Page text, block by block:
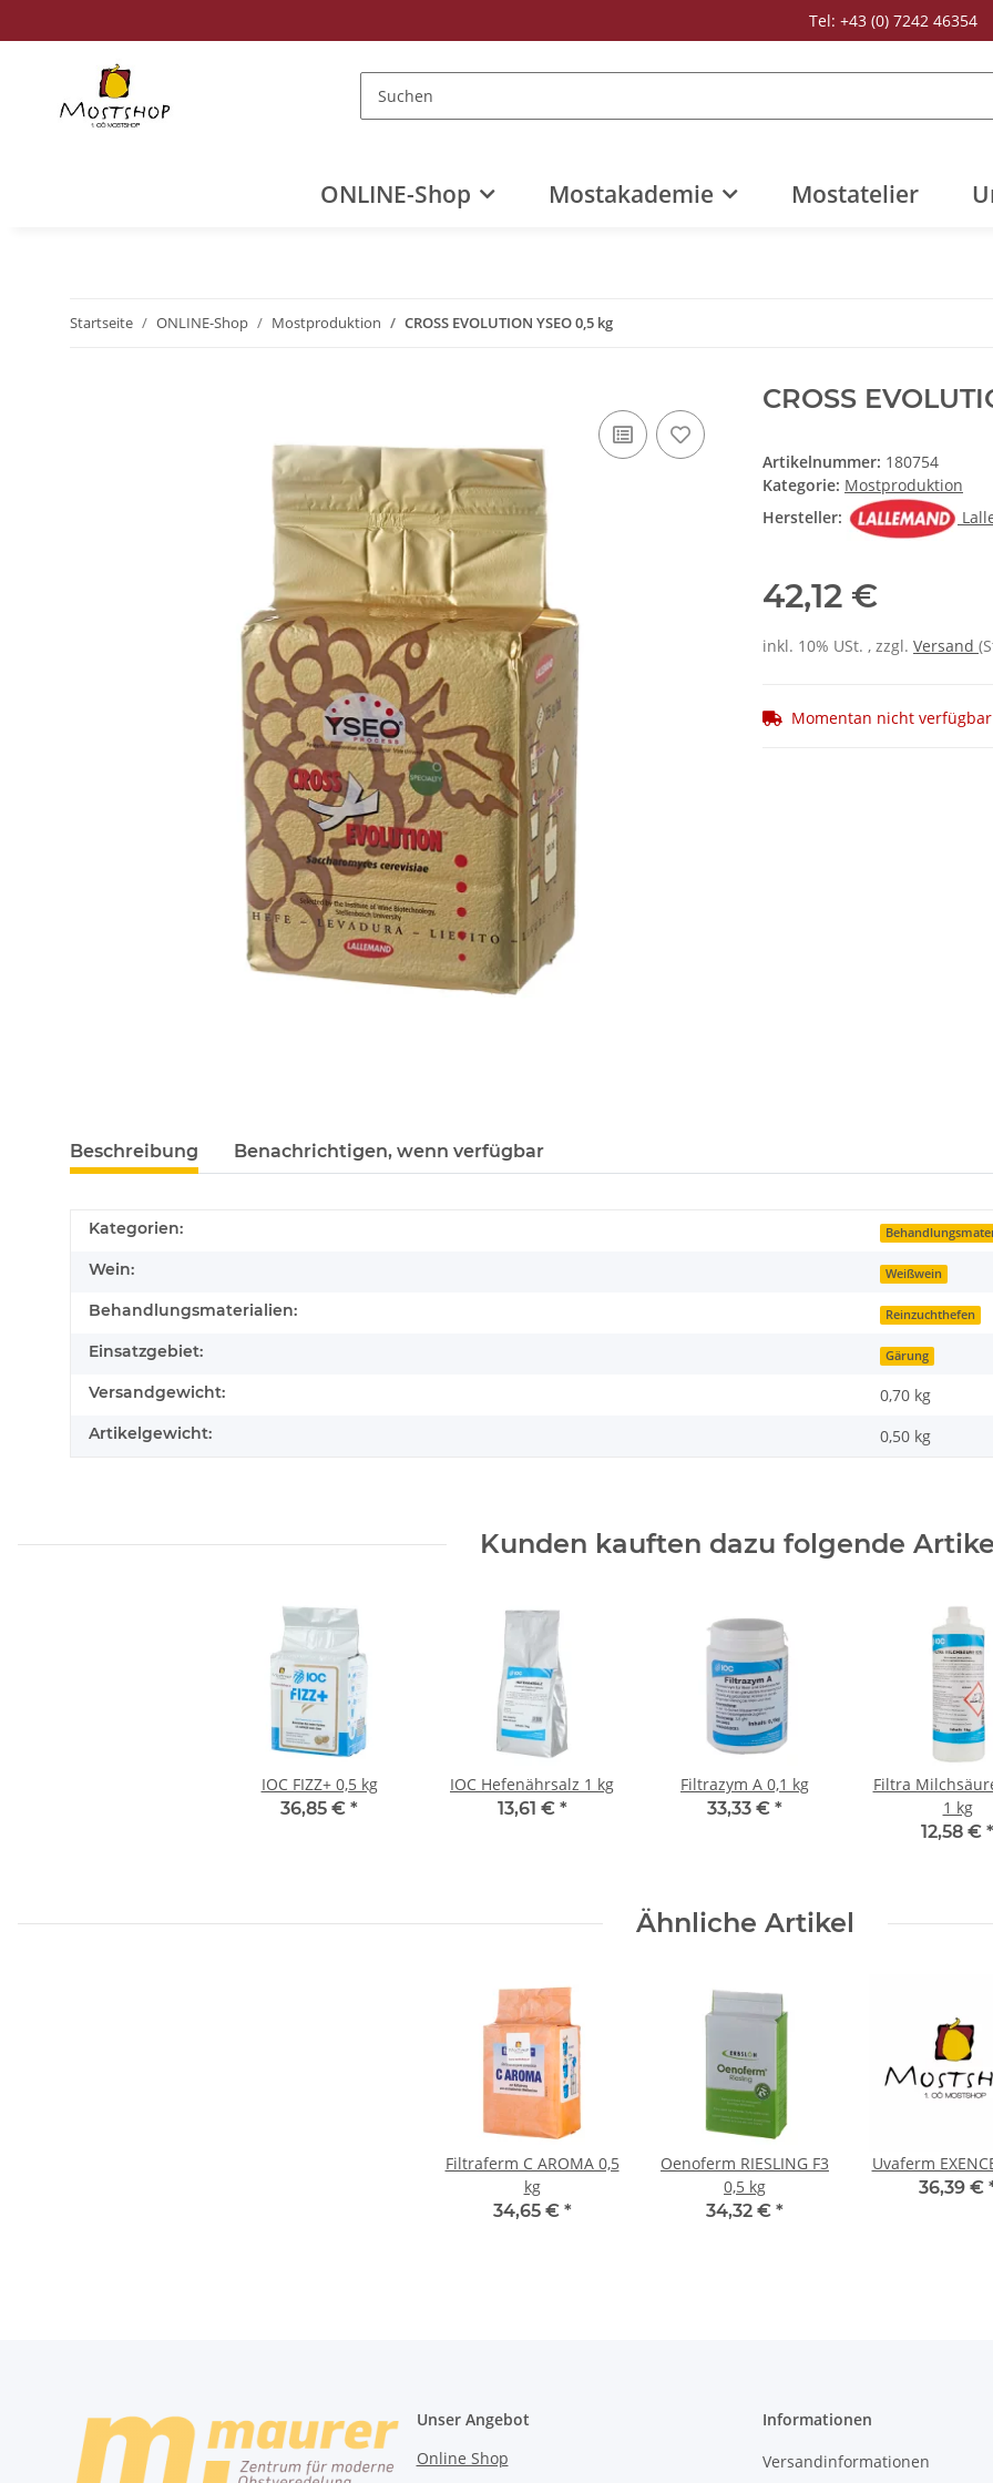
Tel: +43 (0) 7242 46354
ONLINE-Shop Mostakademie Mostatelier
Startseite ONLINE-Shop Mostproduktion CROSS EVOLUTION YSEO 0,5 kg
CROSS
Artikelnummer: 180754
Kategorie: Mostproduktion
Hersteller:
42,12 €
inkl. 10% USt. , zzgl. Versand
Momentan nicht verfügbar
Beschreibung Benachrichtigen, wenn verfügbar
Kategorien:
Wein: Weißwein
Behandlungsmaterialien: Reinzuchthefen
Einsatzgebiet: Gärung
Versandgewicht: 0,70 kg
Artikelgewicht: 0,50 kg
Kunden kauften dazu folgende
IOC FIZZ+ 0,5 kg
36,85 € *
IOC Hefenährsalz 1 kg
13,61 € *
Filtrazym A 0,1 kg
33,33 € *
Filtra
1 kg
12,58 € *
Ähnliche Artikel
Filtraferm C AROMA 0,5
kg
34,65 € *
Oenoferm RIESLING F3
0,5 kg
34,32 € *
Uvaferm
36,39 €
Unser Angebot
Online Shop
Informationen
Versandinformationen